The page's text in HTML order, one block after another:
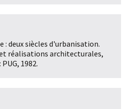
: deux siècles d'urbanisation.
réalisations architecturales,
1982.